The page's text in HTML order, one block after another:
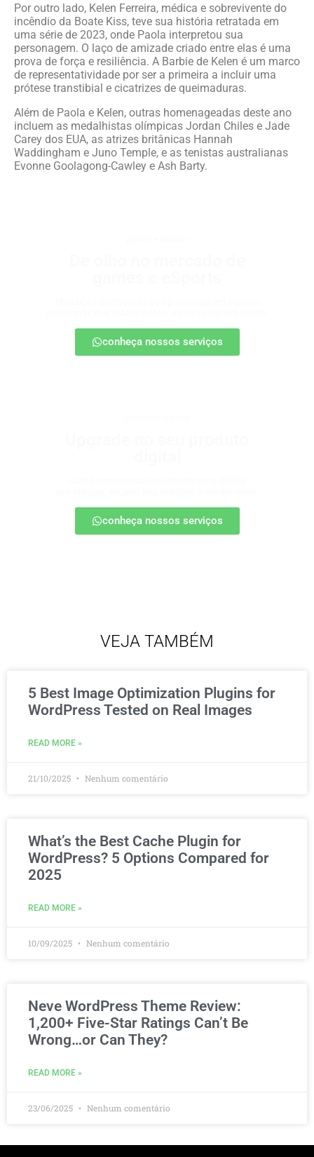
Por outro lado, Kelen Ferreira, médica e sobrevivente do
incêndio da Boate Kiss, teve sua história retratada em
uma série de 2023, onde Paola interpretou sua
personagem. O laço de amizade criado entre elas é uma
prova de força e resiliência. A Barbie de Kelen é um marco
de representatividade por ser a primeira a incluir uma
prótese transtibial e cicatrizes de queimaduras.
Além de Paola e Kelen, outras homenageadas deste ano
incluem as medalhistas olímpicas Jordan Chiles e Jade
Carey dos EUA, as atrizes britânicas Hannah
Waddingham e Juno Temple, e as tenistas australianas
Evonne Goolagong-Cawley e Ash Barty.
conheça nossos serviços
conheça nossos serviços
VEJA TAMBÉM
5 Best Image Optimization Plugins for
WordPress Tested on Real Images
READ MORE »
21/10/2025 Nenhum comentário
What’s the Best Cache Plugin for
WordPress? 5 Options Compared for
2025
READ MORE »
10/09/2025 Nenhum comentário
Neve WordPress Theme Review:
1,200+ Five-Star Ratings Can’t Be
Wrong…or Can They?
READ MORE »
23/06/2025 Nenhum comentário